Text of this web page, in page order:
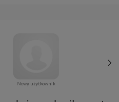
Nowy użytkownik